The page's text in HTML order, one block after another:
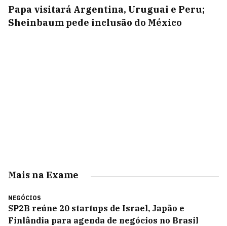
Papa visitará Argentina, Uruguai e Peru;
Sheinbaum pede inclusão do México
Mais na Exame
NEGÓCIOS
SP2B reúne 20 startups de Israel, Japão e
Finlândia para agenda de negócios no Brasil